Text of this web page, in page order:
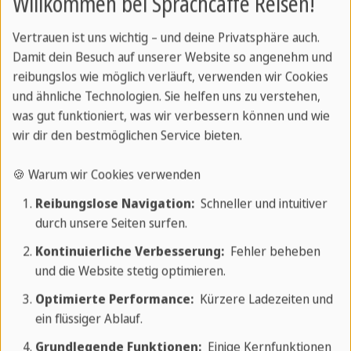
8 TAGE / 7 NÄCHTE
Vertrauen ist uns wichtig – und deine Privatsphäre auch.
Damit dein Besuch auf unserer Website so angenehm und
reibungslos wie möglich verläuft, verwenden wir Cookies
und ähnliche Technologien. Sie helfen uns zu verstehen,
was gut funktioniert, was wir verbessern können und wie
wir dir den bestmöglichen Service bieten.
🍪 Warum wir Cookies verwenden
Reibungslose Navigation:Schneller und intuitiver
durch unsere Seiten surfen.
Kontinuierliche Verbesserung:Fehler beheben
und die Website stetig optimieren.
Optimierte Performance:Kürzere Ladezeiten und
ein flüssiger Ablauf.
Grundlegende Funktionen:Einige Kernfunktionen